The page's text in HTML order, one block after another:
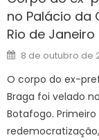
no Palácio da
Rio de Janeiro
Posted
on
8 de outubro de
O corpo do ex-
Braga foi velado
Botafogo.